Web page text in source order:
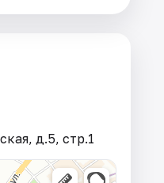
д.5, стр.1